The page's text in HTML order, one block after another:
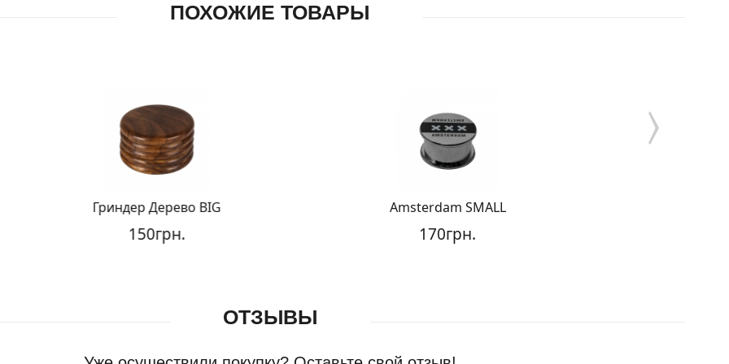
ПОХОЖИЕ ТОВАРЫ
Гриндер Дерево BIG
150грн.
Amsterdam SMALL
170грн.
ОТЗЫВЫ